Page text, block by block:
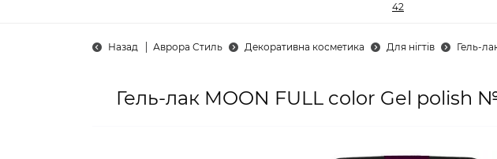
42
Назад Аврора Стиль Декоративна косметика Для нігтів Гель-
Гель-лак MOON FULL color Gel polish